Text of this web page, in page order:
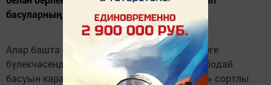
басуларның торышына бәя бирделәр.
Алар башта «Әнәк» агрофирмасының Мөшеге
бүлекчәсендә 326 гектарда чәчелгән көзге бодай
басуын карадылар. Бу басуда «Ермолаевка» сортлы